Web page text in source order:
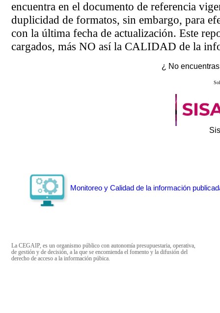
encuentra en el documento de referencia
duplicidad de formatos, sin embargo, para
con la última fecha de actualización. Este
cargados, más NO así la CALIDAD de la
¿ No
Monitoreo y Calidad de la información
La CEGAIP, es un organismo público con autonomía presupuestaria, operativa,
de gestión y de decisión, a la que se encomienda el fomento y la difusión del
derecho de acceso a la información púbica.